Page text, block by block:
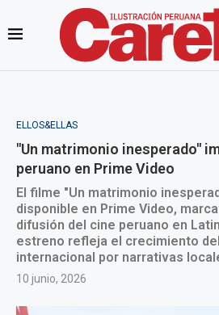
ELLOS&ELLAS
"Un matrimonio inesperado"
peruano en Prime Video
El filme "Un matrimonio
disponible en Prime Video,
difusión del cine peruano en
estreno refleja el crecimiento
internacional por narrativas
10 junio, 2026